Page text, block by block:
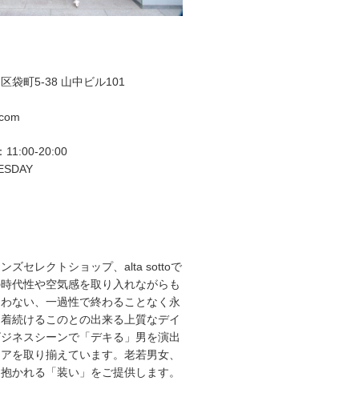
袋町5-38 山中ビル101
11:00-20:00
ズセレクトショップ、alta sottoで
代性や空気感を取り入れながらも
ない、一過性で終わることなく永
続けるこのとの出来る上質なデイ
ネスシーンで「デキる」男を演出
を取り揃えています。老若男女、
かれる「装い」をご提供します。